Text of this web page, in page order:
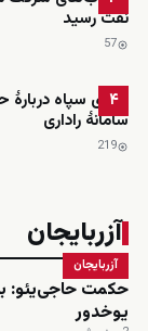
نفت رسید
57
۴
ادعای سپاه
سامانهٔ راداری
219
آزربایجان
آزربایجان
حکمت حاجی‌یئو:
یوخدور